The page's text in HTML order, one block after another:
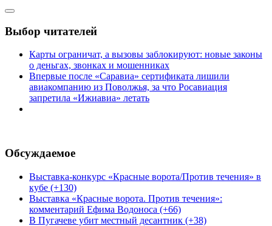
Выбор читателей
Карты ограничат, а вызовы заблокируют: новые законы
о деньгах, звонках и мошенниках
Впервые после «Саравиа» сертификата лишили
авиакомпанию из Поволжья, за что Росавиация
запретила «Ижиавиа» летать
Обсуждаемое
Выставка-конкурс «Красные ворота/Против течения» в
кубе (+130)
Выставка «Красные ворота. Против течения»:
комментарий Ефима Водоноса (+66)
В Пугачеве убит местный десантник (+38)